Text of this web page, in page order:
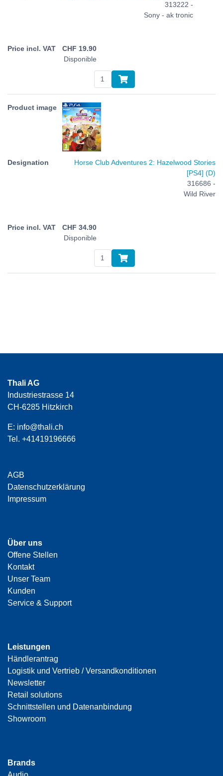
313222 -
Sony - ak tronic
CHF 19.90
Disponible
Horse Club Adventures 2: Hazelwood Stories
[PS4] (D)
316686 -
Wild River
CHF 34.90
Disponible
Thali AG
Industriestrasse 14
CH-6285 Hitzkirch
E: info@thali.ch
Tel. +41419196666
AGB
Datenschutzerklärung
Impressum
Über uns
Offene Stellen
Kontakt
Unser Team
Kunden
Service & Support
Leistungen
Händlerantrag
Logistik und Vertrieb / Versandkonditionen
Newsletter
Retail solutions
Schnittstellen und Datenanbindung
Showroom
Brands